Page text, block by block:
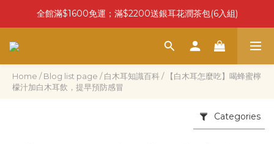
全館滿$1600免運；滿$2200送銀耳花潤茶包(6入組)
Home /Blog list page /白木耳知識百科/
【白木耳怎麼吃】喝蜂蜜檸
檬汁加白木耳飲，提早預防感冒
Categories